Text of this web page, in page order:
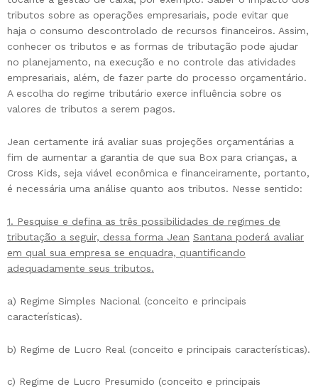
tributos sobre as operações empresariais, pode evitar que
haja o consumo descontrolado de recursos financeiros. Assim,
conhecer os tributos e as formas de tributação pode ajudar
no planejamento, na execução e no controle das atividades
empresariais, além, de fazer parte do processo orçamentário.
A escolha do regime tributário exerce influência sobre os
valores de tributos a serem pagos.
Jean certamente irá avaliar suas projeções orçamentárias a
fim de aumentar a garantia de que sua Box para crianças, a
Cross Kids, seja viável econômica e financeiramente, portanto,
é necessária uma análise quanto aos tributos. Nesse sentido:
1. Pesquise e defina as três possibilidades de regimes de
tributação a seguir, dessa forma Jean Santana poderá avaliar
em qual sua empresa se enquadra, quantificando
adequadamente seus tributos.
a) Regime Simples Nacional (conceito e principais
características).
b) Regime de Lucro Real (conceito e principais características).
c) Regime de Lucro Presumido (conceito e principais